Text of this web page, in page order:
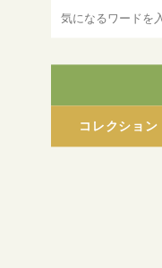
コレクション